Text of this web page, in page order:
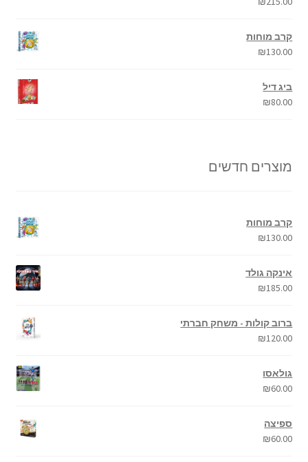
קרב מוחות
₪130.00
ביג דיל
₪80.00
מוצרים חדשים
קרב מוחות
₪130.00
אינקה גולד
₪185.00
ברוב קולות - משחק חברתי
₪120.00
גולאסו
₪60.00
ספיצה
₪60.00